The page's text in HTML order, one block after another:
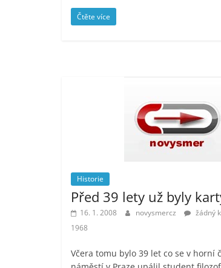
Čtěte více
Historie
Před 39 lety už byly
16. 1. 2008 novysmercz
žádný
1968
Včera tomu bylo 39 let co se v horní